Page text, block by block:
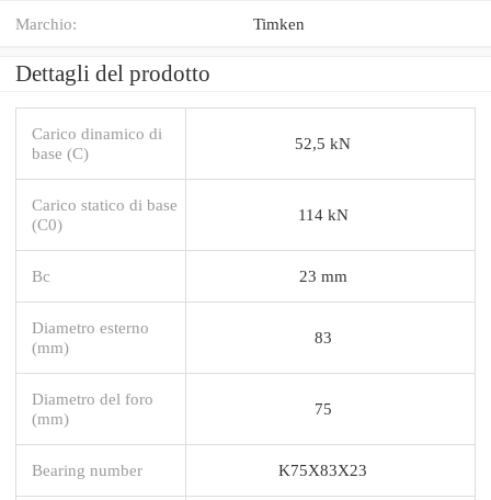
Marchio: Timken
Dettagli del prodotto
Carico dinamico di
base (C)
52,5 kN
Carico statico di base
(C0)
114 kN
Bc 23 mm
Diametro esterno
(mm)
83
Diametro del foro
(mm)
75
Bearing number K75X83X23